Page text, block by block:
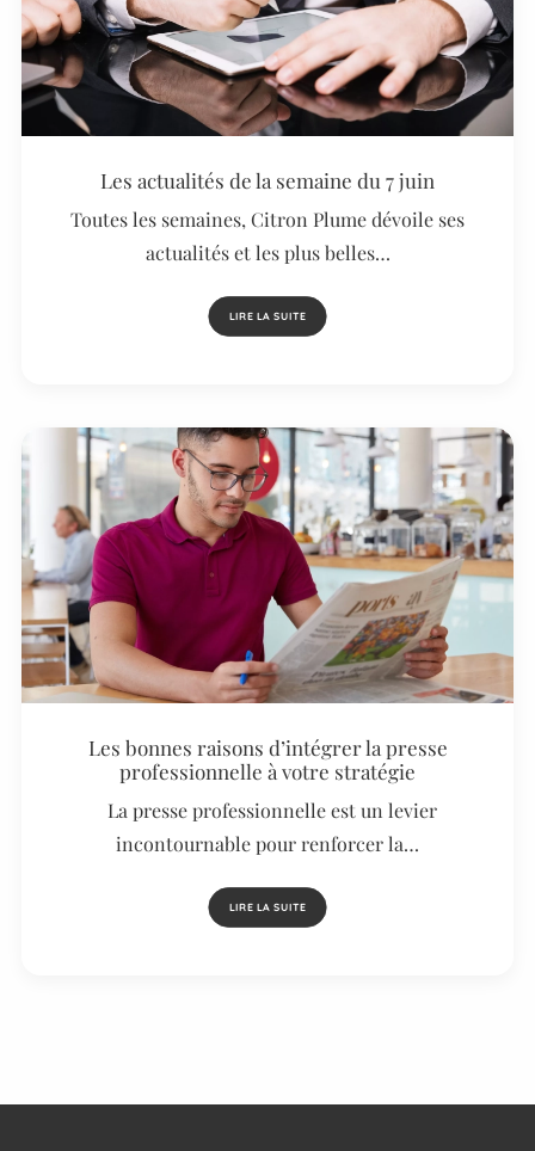
Les actualités de la semaine du 7 juin
Toutes les semaines, Citron Plume dévoile ses
actualités et les plus belles…
LIRE LA SUITE
Les bonnes raisons d’intégrer la presse
professionnelle à votre stratégie
La presse professionnelle est un levier
incontournable pour renforcer la…
LIRE LA SUITE